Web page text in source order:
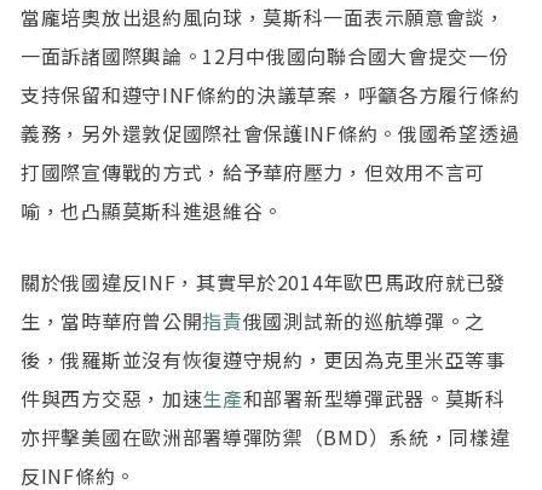
當龐培奧放出退約風向球，莫斯科一面表示願意會談，
一面訴諸國際輿論。12月中俄國向聯合國大會提交一份
支持保留和遵守INF條約的決議草案，呼籲各方履行條約
義務，另外還敦促國際社會保護INF條約。俄國希望透過
打國際宣傳戰的方式，給予華府壓力，但效用不言可
喻，也凸顯莫斯科進退維谷。
關於俄國違反INF，其實早於2014年歐巴馬政府就已發
生，當時華府曾公開指責俄國測試新的巡航導彈。之
後，俄羅斯並沒有恢復遵守規約，更因為克里米亞等事
件與西方交惡，加速生產和部署新型導彈武器。莫斯科
亦抨擊美國在歐洲部署導彈防禦（BMD）系統，同樣違
反INF條約。